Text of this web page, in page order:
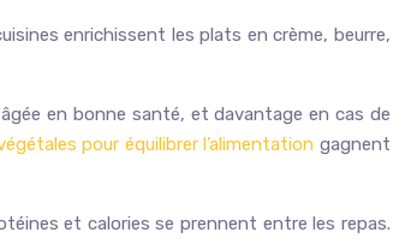
enrichissent les plats en crème, beurre,
en bonne santé, et davantage en cas de
pour équilibrer l’alimentation gagnent
et calories se prennent entre les repas.